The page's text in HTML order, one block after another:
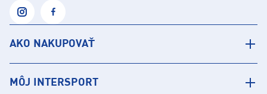
AKO NAKUPOVAŤ
MÔJ INTERSPORT